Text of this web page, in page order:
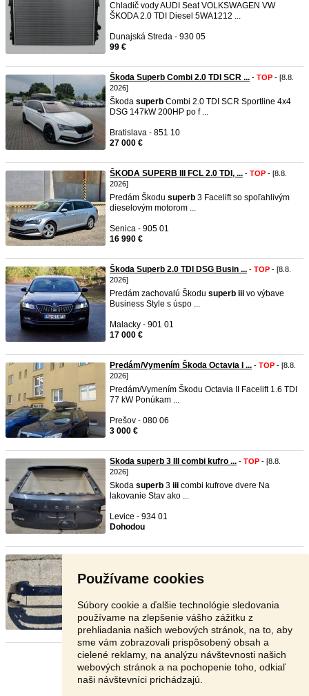
Používame cookies
Súbory cookie a ďalšie technológie sledovania
používame na zlepšenie vášho zážitku z
prehliadania našich webových stránok, na to, aby
sme vám zobrazovali prispôsobený obsah a
cielené reklamy, na analýzu návštevnosti našich
webových stránok a na pochopenie toho, odkiaľ
naši návštevníci prichádzajú.
Chladič vody AUDI Seat VOLKSWAGEN VW
ŠKODA 2.0 TDI Diesel 5WA1212 ...
Dunajská Streda - 930 05
99 €
Škoda Superb Combi 2.0 TDI SCR ... - TOP - [8.8.
2026]
Škoda superb Combi 2.0 TDI SCR Sportline 4x4
DSG 147kW 200HP po f ...
Bratislava - 851 10
27 000 €
ŠKODA SUPERB III FCL 2.0 TDI, ... - TOP - [8.8.
2026]
Predám Škodu superb 3 Facelift so spoľahlivým
dieselovým motorom ...
Senica - 905 01
16 990 €
Škoda Superb 2.0 TDI DSG Busin ... - TOP - [8.8.
2026]
Predám zachovalú Škodu superb iii vo výbave
Business Style s úspo ...
Malacky - 901 01
17 000 €
Predám/Vymením Škoda Octavia I ... - TOP - [8.8.
2026]
Predám/Vymením Škodu Octavia II Facelift 1.6 TDI
77 kW Ponúkam ...
Prešov - 080 06
3 000 €
Skoda superb 3 III combi kufro ... - TOP - [8.8.
2026]
Skoda superb 3 iii combi kufrove dvere Na
lakovanie Stav ako ...
Levice - 934 01
Dohodou
Skoda
3 predny naraznik pre 4x pdc a
ostrekovac Origina ...
Levice - 934 01
Stránka: 1 2 3 Ďalšia